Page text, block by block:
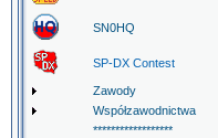
SN0HQ
SP-DX Contest
Zawody
Współzawodnictwa
******************